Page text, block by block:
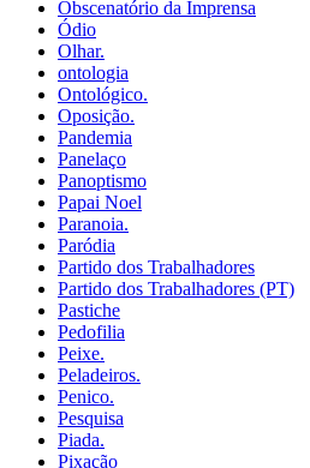
Obscenatório da Imprensa
Ódio
Olhar.
ontologia
Ontológico.
Oposição.
Pandemia
Panelaço
Panoptismo
Papai Noel
Paranoia.
Paródia
Partido dos Trabalhadores
Partido dos Trabalhadores (PT)
Pastiche
Pedofilia
Peixe.
Peladeiros.
Penico.
Pesquisa
Piada.
Pixação